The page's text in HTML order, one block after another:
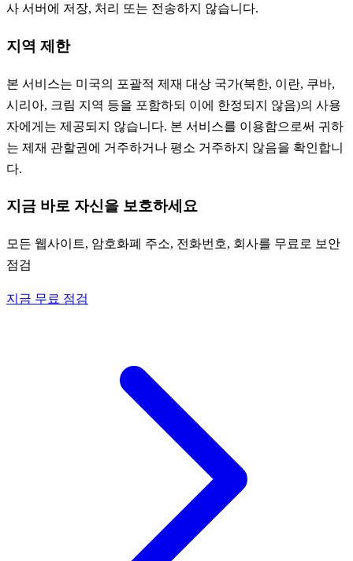
사 서버에 저장, 처리 또는 전송하지 않습니다.
지역 제한
본 서비스는 미국의 포괄적 제재 대상 국가(북한, 이란, 쿠바,
시리아, 크림 지역 등을 포함하되 이에 한정되지 않음)의 사용
자에게는 제공되지 않습니다. 본 서비스를 이용함으로써 귀하
는 제재 관할권에 거주하거나 평소 거주하지 않음을 확인합니
다.
지금 바로 자신을 보호하세요
모든 웹사이트, 암호화폐 주소, 전화번호, 회사를 무료로 보안
점검
지금 무료 점검